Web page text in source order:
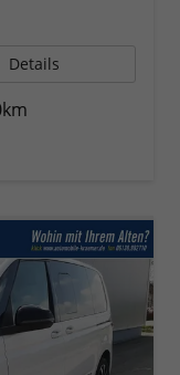
Details